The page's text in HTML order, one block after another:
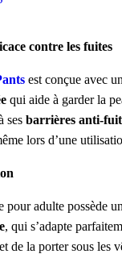
contre les fuites
est conçue avec
qui aide à garder la
ses barrières anti-
lors d’une
pour adulte possède
, qui s’adapte
de la porter sous les